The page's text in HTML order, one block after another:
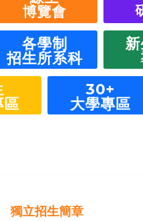
博覽會
各學制
招生所系科
區
30+
大學專區
獨立招生簡章